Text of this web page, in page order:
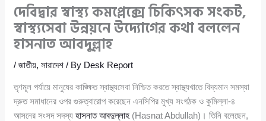
দেবিদ্বার স্বাস্থ্য কমপ্লেক্সে চিকিৎসক সংকট,
স্বাস্থ্যসেবা উন্নয়নে উদ্যোগের কথা বললেন
হাসনাত আবদুল্লাহ
/জাতীয়,সারাদেশ / By Desk Report
তৃণমূল পর্যায়ে মানুষের কাঙ্ক্ষিত স্বাস্থ্যসেবা নিশ্চিত করতে স্বাস্থ্যখাতে বিদ্যমান সমস্যা
দ্রুত সমাধানের ওপর গুরুত্বারোপ করেছেন এনসিপির মুখ্য সংগঠক ও কুমিল্লা-৪
আসনের সংসদ সদস্যহাসনাত আবদুল্লাহ (Hasnat Abdullah)। তিনি বলেছেন,